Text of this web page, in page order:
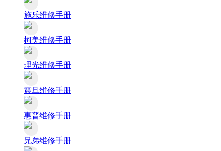
施乐维修手册
柯美维修手册
理光维修手册
震旦维修手册
惠普维修手册
兄弟维修手册